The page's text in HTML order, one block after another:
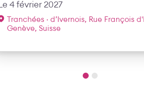
Le 4 février 2027
Tranchées · d’Ivernois, Rue François
Genève, Suisse